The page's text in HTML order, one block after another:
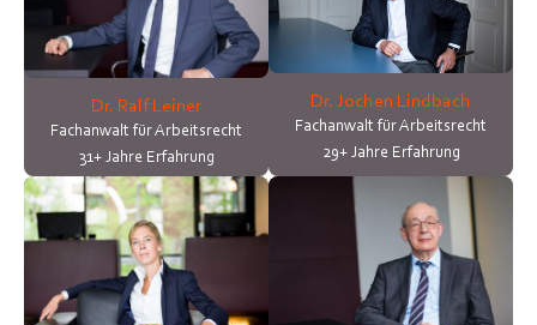
Dr. Ralf Leiner
Fachanwalt für Arbeitsrecht
31+ Jahre Erfahrung
Dr. Jochen Lindbach
Fachanwalt für Arbeitsrecht
29+ Jahre Erfahrung